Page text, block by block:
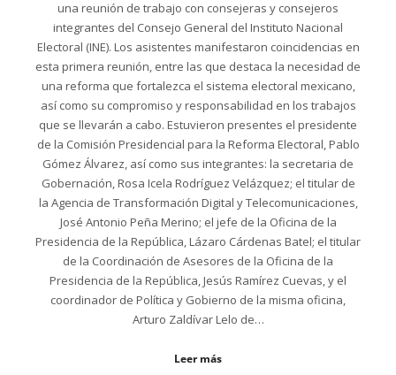
una reunión de trabajo con consejeras y consejeros
integrantes del Consejo General del Instituto Nacional
Electoral (INE). Los asistentes manifestaron coincidencias en
esta primera reunión, entre las que destaca la necesidad de
una reforma que fortalezca el sistema electoral mexicano,
así como su compromiso y responsabilidad en los trabajos
que se llevarán a cabo. Estuvieron presentes el presidente
de la Comisión Presidencial para la Reforma Electoral, Pablo
Gómez Álvarez, así como sus integrantes: la secretaria de
Gobernación, Rosa Icela Rodríguez Velázquez; el titular de
la Agencia de Transformación Digital y Telecomunicaciones,
José Antonio Peña Merino; el jefe de la Oficina de la
Presidencia de la República, Lázaro Cárdenas Batel; el titular
de la Coordinación de Asesores de la Oficina de la
Presidencia de la República, Jesús Ramírez Cuevas, y el
coordinador de Política y Gobierno de la misma oficina,
Arturo Zaldívar Lelo de…
Leer más